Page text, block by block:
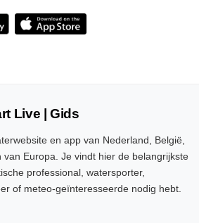
Live | Gids
en app van Nederland, België,
van Europa. Je vindt hier de belangrijkste
professional, watersporter,
of meteo-geïnteresseerde nodig hebt.